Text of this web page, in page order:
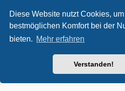
Diese Website nutzt Cookies,
bestmöglichen Komfort bei der
bieten. Mehr erfahren
Verstanden!
metrolike style by Eric Seguin Updated
Powered byphpBB ® Forum
Deutsche Übersetzung